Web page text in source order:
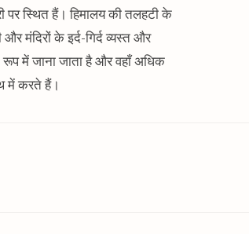
स्थित हैं। हिमालय की तलहटी के
मंदिरों के इर्द-गिर्द व्यस्त और
में जाना जाता है और वहाँ अधिक
में करते हैं।